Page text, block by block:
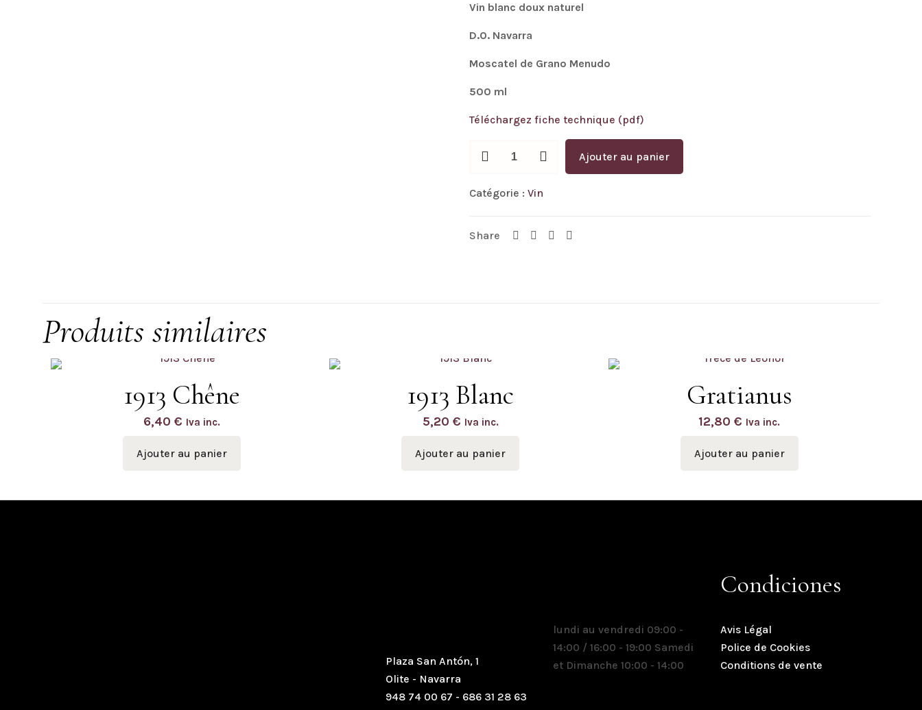
Vin blanc doux naturel
D.O. Navarra
Moscatel de Grano Menudo
500 ml
Téléchargez fiche technique (pdf)
Moscatel
Ajouter au panier
Catégorie : Vin
Share
Produits similaires
1913 Chêne
6,40€ Iva inc.
Ajouter au panier
1913 Blanc
5,20 € Iva inc.
Ajouter au panier
Gratianus
12,80€ Iva inc.
Ajouter au panier
Plaza San Antón, 1
Olite - Navarra
948 74 00 67 - 686 31 28 63
lundi au vendredi 09:00 -
14:00 / 16:00 - 19:00 Samedi
et Dimanche 10:00 - 14:00
Condiciones
Avis Légal
Police de Cookies
Conditions de vente